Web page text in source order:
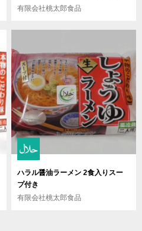
有限会社桃太郎食品
ハラル醤油ラーメン 2食入りスー
プ付き
有限会社桃太郎食品